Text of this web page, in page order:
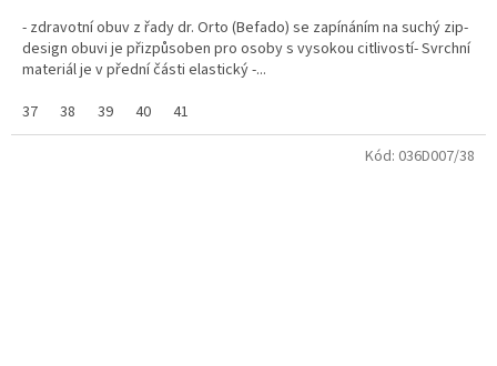
- zdravotní obuv z řady dr. Orto (Befado) se zapínáním na suchý zip-
design obuvi je přizpůsoben pro osoby s vysokou citlivostí- Svrchní
materiál je v přední části elastický -...
37
38 39 40 41
Kód: 036D007/38